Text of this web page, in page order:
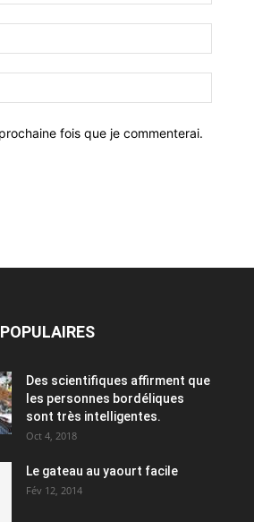
fois que je commenterai.
Des scientifiques affirment que
les personnes bordéliques
sont très intelligentes.
Oct 4, 2018
Le gateau au yaourt facile
Fév 12, 2014